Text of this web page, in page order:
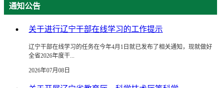
通知公告
关于进行辽宁干部在线学习的工作提示
辽宁干部在线学习的任务在今年4月1日就已发布了相关通知，现就做好
全省2026年度干...
2026年07月08日